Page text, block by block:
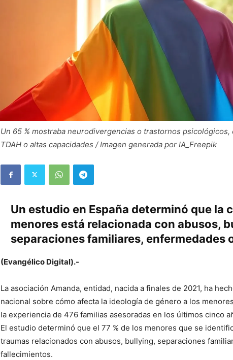
Un 65 % mostraba neurodivergencias o trastornos
TDAH o altas capacidades / Imagen generada por IA_Freepik
Un estudio en España determinó que la
menores está relacionada con abusos,
separaciones familiares, enfermedades
(Evangélico Digital).-
La asociación Amanda, entidad, nacida a finales de 2021, ha
nacional sobre cómo afecta la ideología de género a los
la experiencia de 476 familias asesoradas en los últimos cinco
El estudio determinó que el 77 % de los menores que se
traumas relacionados con abusos, bullying, separaciones
fallecimientos.